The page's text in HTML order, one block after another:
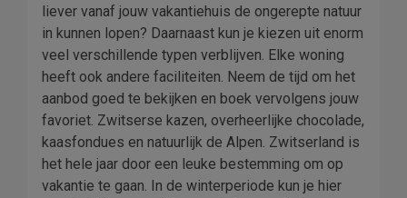
liever vanaf jouw vakantiehuis de ongerepte natuur
in kunnen lopen? Daarnaast kun je kiezen uit enorm
veel verschillende typen verblijven. Elke woning
heeft ook andere faciliteiten. Neem de tijd om het
aanbod goed te bekijken en boek vervolgens jouw
favoriet. Zwitserse kazen, overheerlijke chocolade,
kaasfondues en natuurlijk de Alpen. Zwitserland is
het hele jaar door een leuke bestemming om op
vakantie te gaan. In de winterperiode kun je hier